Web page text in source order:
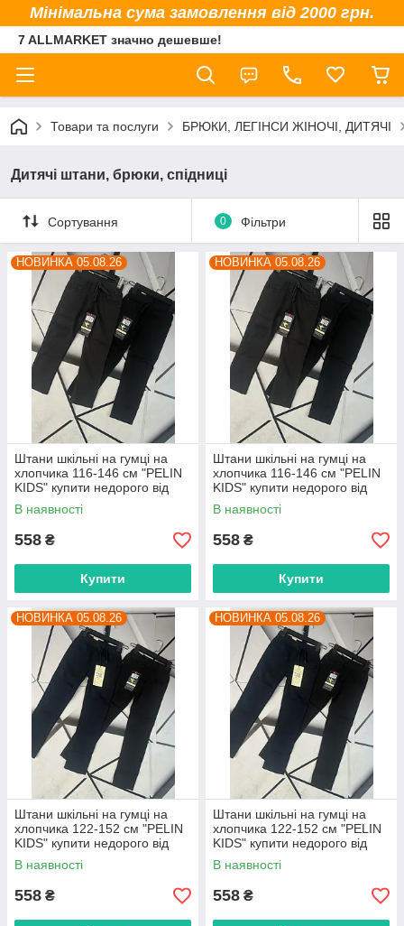
Мінімальна сума замовлення від 2000 грн.
7 ALLMARKET значно дешевше!
Товари та послуги БРЮКИ, ЛЕГІНСИ ЖІНОЧІ, ДИТЯЧІ
Дитячі штани, брюки, спідниці
Сортування 0 Фільтри
НОВИНКА 05.08.26
Штани шкільні на гумці на
хлопчика 116-146 см "PELIN
KIDS" купити недорого від
прямого постачальника
В наявності
558 ₴
Купити
НОВИНКА 05.08.26
Штани шкільні на гумці на
хлопчика 116-146 см "PELIN
KIDS" купити недорого від
прямого постачальника
В наявності
558 ₴
Купити
НОВИНКА 05.08.26
Штани шкільні на гумці на
хлопчика 122-152 см "PELIN
KIDS" купити недорого від
прямого постачальника
В наявності
558 ₴
НОВИНКА 05.08.26
Штани шкільні на гумці на
хлопчика 122-152 см "PELIN
KIDS" купити недорого від
прямого постачальника
В наявності
558 ₴